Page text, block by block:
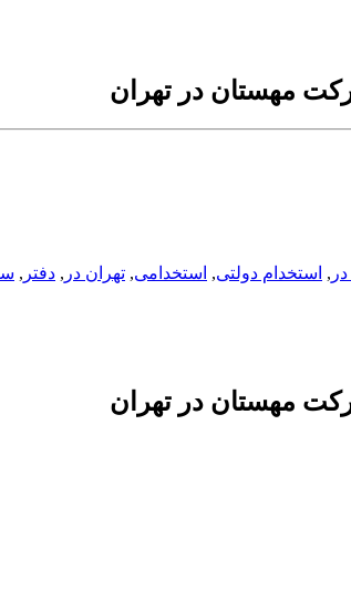
مهستان در تهران
, استخدام دولتی, استخدامی, تهران در , دفتر ,
مهستان در تهران